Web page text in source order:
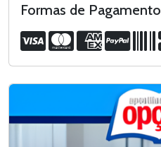
Formas de Pagamento